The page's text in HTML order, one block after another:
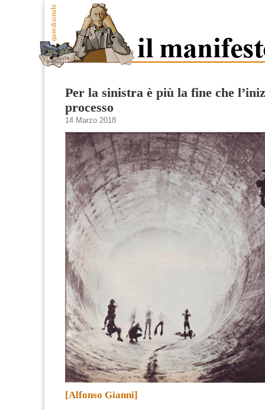
Per la sinistra è più la fine che
processo
14 Marzo 2018
[Alfonso Gianni]